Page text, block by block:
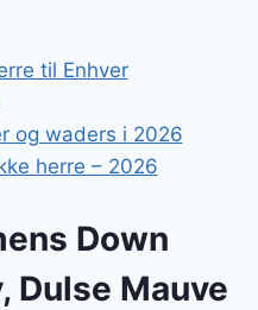
til Enhver
og waders i 2026
herre – 2026
Down
Dulse Mauve